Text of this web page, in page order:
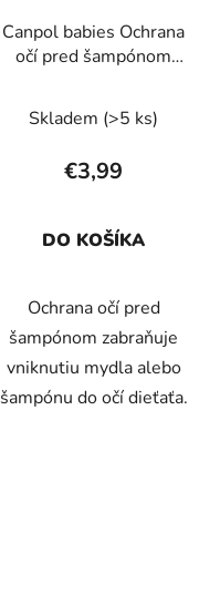
Canpol babies Ochrana
očí pred šampónom
Skladem (>5 ks)
€3,99
DO KOŠÍKA
Ochrana očí pred
šampónom zabraňuje
vniknutiu mydla alebo
šampónu do očí dieťaťa.